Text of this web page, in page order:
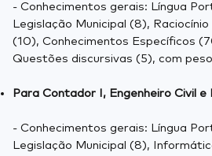
- Conhecimentos gerais: Língua
Legislação Municipal (8),
(10), Conhecimentos Específicos
Questões discursivas (5), com
Para Contador I, Engenheiro Civil e
- Conhecimentos gerais: Língua
Legislação Municipal (8),